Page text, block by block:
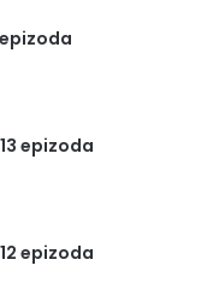
epizoda
epizoda